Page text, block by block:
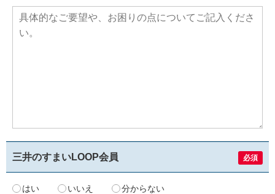
三井のすまいLOOP会員 必須
はい いいえ 分からない